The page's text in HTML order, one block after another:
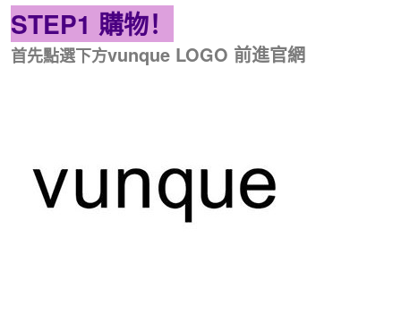
STEP1 購物！
首先點選下方vunque LOGO 前進官網